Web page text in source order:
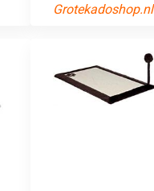
Grotekadoshop.nl